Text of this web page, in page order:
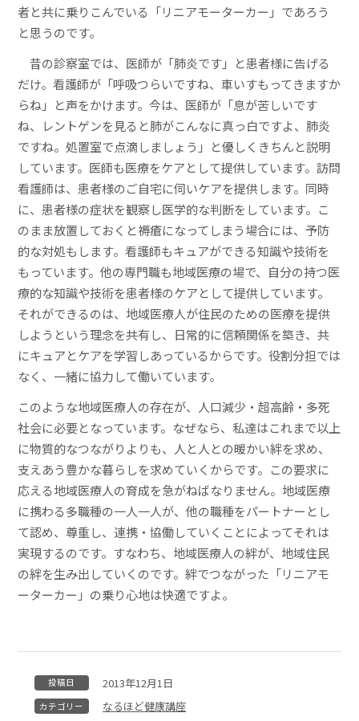
者と共に乗りこんでいる「リニアモーターカー」であろう
と思うのです。
昔の診察室では、医師が「肺炎です」と患者様に告げる
だけ。看護師が「呼吸つらいですね、車いすもってきますか
らね」と声をかけます。今は、医師が「息が苦しいです
ね、レントゲンを見ると肺がこんなに真っ白ですよ、肺炎
ですね。処置室で点滴しましょう」と優しくきちんと説明
しています。医師も医療をケアとして提供しています。訪問
看護師は、患者様のご自宅に伺いケアを提供します。同時
に、患者様の症状を観察し医学的な判断をしています。こ
のまま放置しておくと褥瘡になってしまう場合には、予防
的な対処もします。看護師もキュアができる知識や技術を
もっています。他の専門職も地域医療の場で、自分の持つ医
療的な知識や技術を患者様のケアとして提供しています。
それができるのは、地域医療人が住民のための医療を提供
しようという理念を共有し、日常的に信頼関係を築き、共
にキュアとケアを学習しあっているからです。役割分担では
なく、一緒に協力して働いています。
このような地域医療人の存在が、人口減少・超高齢・多死
社会に必要となっています。なぜなら、私達はこれまで以上
に物質的なつながりよりも、人と人との暖かい絆を求め、
支えあう豊かな暮らしを求めていくからです。この要求に
応える地域医療人の育成を急がねばなりません。地域医療
に携わる多職種の一人一人が、他の職種をパートナーとし
て認め、尊重し、連携・協働していくことによってそれは
実現するのです。すなわち、地域医療人の絆が、地域住民
の絆を生み出していくのです。絆でつながった「リニアモ
ーターカー」の乗り心地は快適ですよ。
投稿日 2013年12月1日
カテゴリー なるほど健康講座